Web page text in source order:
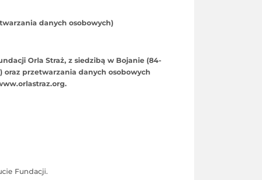
danych osobowych)
Orla Straż, z siedzibą w Bojanie (84-
oraz przetwarzania danych osobowych
Fundacji.